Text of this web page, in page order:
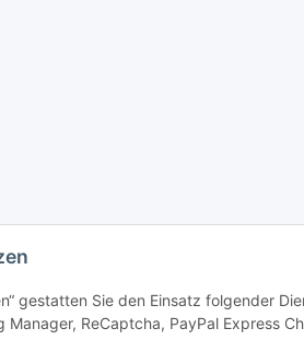
gestatten Sie den Einsatz folgender
Manager, ReCaptcha, PayPal Express